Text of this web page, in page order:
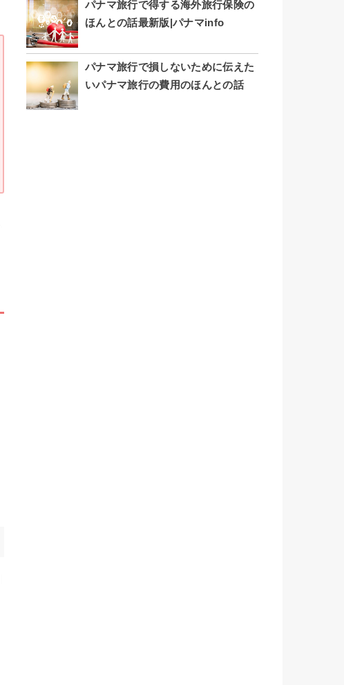
パナマ旅行で得する海外旅行保険の
ほんとの話最新版|パナマinfo
パナマ旅行で損しないために伝えた
いパナマ旅行の費用のほんとの話